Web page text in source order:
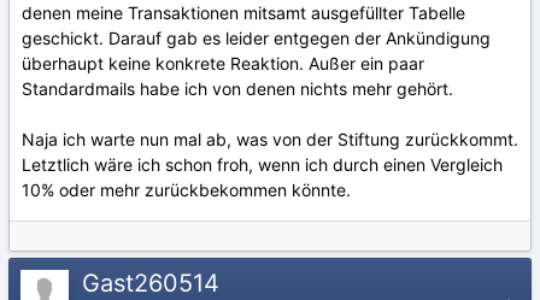
denen meine Transaktionen mitsamt ausgefüllter Tabelle
geschickt. Darauf gab es leider entgegen der Ankündigung
überhaupt keine konkrete Reaktion. Außer ein paar
Standardmails habe ich von denen nichts mehr gehört.
Naja ich warte nun mal ab, was von der Stiftung zurückkommt.
Letztlich wäre ich schon froh, wenn ich durch einen Vergleich
10% oder mehr zurückbekommen könnte.
Gast260514